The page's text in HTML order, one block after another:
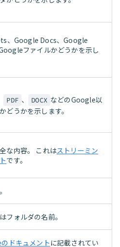
、Google Docs、Google
ファイルかどうかを示し
PDF 、 DOCX などのGoogle以
どうかを示します。
な内容。 これはストリーミン
です。
フォルダの名前。
ドキュメント に記載されてい